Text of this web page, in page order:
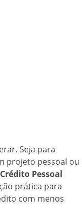
Seja para
projeto pessoal ou
Crédito Pessoal
prática para
com menos